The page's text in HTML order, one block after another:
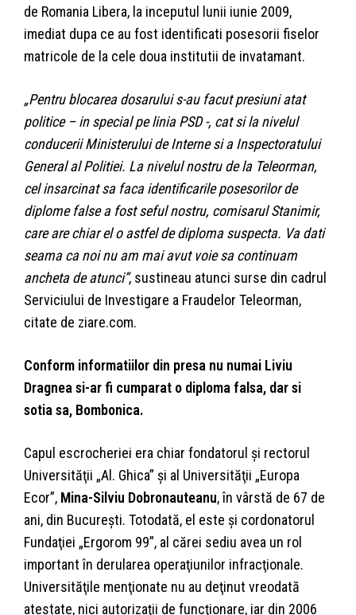
de Romania Libera, la inceputul lunii iunie 2009,
imediat dupa ce au fost identificati posesorii fiselor
matricole de la cele doua institutii de invatamant.
„Pentru blocarea dosarului s-au facut presiuni atat
politice – in special pe linia PSD -, cat si la nivelul
conducerii Ministerului de Interne si a Inspectoratului
General al Politiei. La nivelul nostru de la Teleorman,
cel insarcinat sa faca identificarile posesorilor de
diplome false a fost seful nostru, comisarul Stanimir,
care are chiar el o astfel de diploma suspecta. Va dati
seama ca noi nu am mai avut voie sa continuam
ancheta de atunci”, sustineau atunci surse din cadrul
Serviciului de Investigare a Fraudelor Teleorman,
citate de ziare.com.
Conform informatiilor din presa nu numai Liviu
Dragnea si-ar fi cumparat o diploma falsa, dar si
sotia sa, Bombonica.
Capul escrocheriei era chiar fondatorul şi rectorul
Universităţii „Al. Ghica” şi al Universităţii „Europa
Ecor”, Mina-Silviu Dobronauteanu, în vârstă de 67 de
ani, din Bucureşti. Totodată, el este şi cordonatorul
Fundaţiei „Ergorom 99”, al cărei sediu avea un rol
important în derularea operaţiunilor infracţionale.
Universităţile menţionate nu au deţinut vreodată
atestate, nici autorizaţii de funcţionare, iar din 2006